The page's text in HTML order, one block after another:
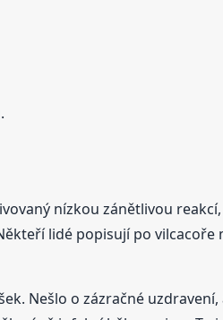
nízkou zánětlivou
lidé popisují po vilcacoře
Nešlo o zázračné